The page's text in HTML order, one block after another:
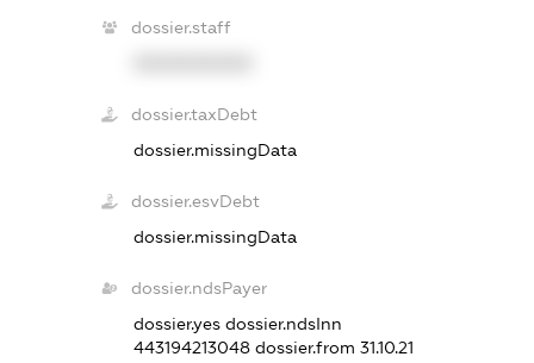
dossier.staff
dossier.taxDebt
dossier.missingData
dossier.esvDebt
dossier.missingData
dossier.ndsPayer
dossier.yes dossier.ndsInn
443194213048 dossier.from 31.10.21